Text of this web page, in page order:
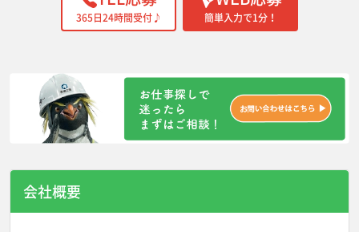
簡単入力で1分！
365日24時間受付♪
会社概要